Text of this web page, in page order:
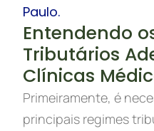
Paulo.
Entendendo
Tributários
Clínicas
Primeiramente, é
principais regimes